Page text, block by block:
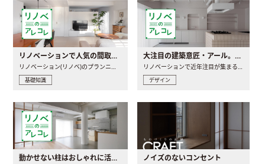
リノベーションで人気の間取りとは？トレンドの間取りと実例を徹底解説
リノベーション(リノベ)のプランニングで一番最初に決めるのは..
基礎知識
大注目の建築意匠・アール。人気の理由と空間に取り入れるポイント
リノベーションで近年注目が集まる建築意匠の一つであるアール..
デザイン
動かせない柱はおしゃれに活用！柱を魅せるリノベーション(リノベ)4選 ノイズのないコンセント